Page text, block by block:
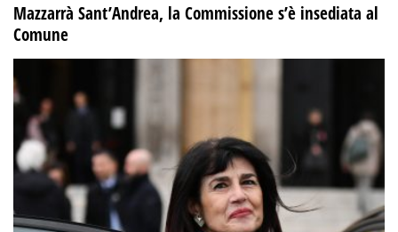
Mazzarrà Sant’Andrea, la Commissione s’è insediata al
Comune